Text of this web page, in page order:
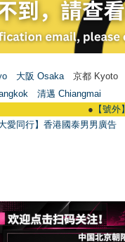
大阪 Osaka 京都 Kyoto
清邁 Chiangmai
【號外】
愛同行】香港國泰男男廣告